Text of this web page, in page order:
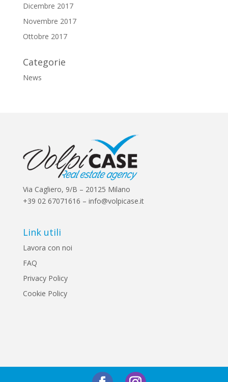
Dicembre 2017
Novembre 2017
Ottobre 2017
Categorie
News
Via Cagliero, 9/B – 20125 Milano
+39 02 67071616 – info@volpicase.it
Link utili
Lavora con noi
FAQ
Privacy Policy
Cookie Policy